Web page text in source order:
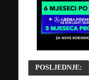
POSLJEDNJE: